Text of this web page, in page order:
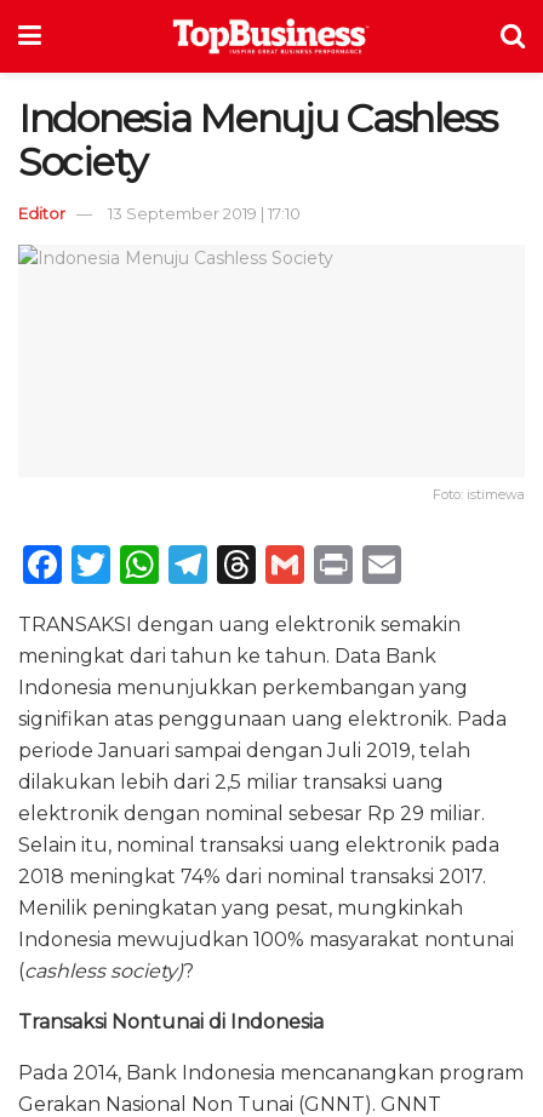
Indonesia Menuju Cashless
Society
Editor 13 September 2019 | 17:10
Foto: istimewa
F
c
e
b
o
o
k
T
it
te
r
W
a
ts
A
p
p
T
e
g
ra
m
T
re
a
d
s
G
ai
l
P
n
t
ai
l
TRANSAKSI dengan uang elektronik semakin
meningkat dari tahun ke tahun. Data Bank
Indonesia menunjukkan perkembangan yang
signifikan atas penggunaan uang elektronik. Pada
periode Januari sampai dengan Juli 2019, telah
dilakukan lebih dari 2,5 miliar transaksi uang
elektronik dengan nominal sebesar Rp 29 miliar.
Selain itu, nominal transaksi uang elektronik pada
2018 meningkat 74% dari nominal transaksi 2017.
Menilik peningkatan yang pesat, mungkinkah
Indonesia mewujudkan 100% masyarakat nontunai
(cashless society)?
Transaksi Nontunai di Indonesia
Pada 2014, Bank Indonesia mencanangkan program
Gerakan Nasional Non Tunai (GNNT). GNNT